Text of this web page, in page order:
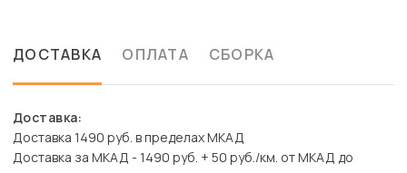
ДОСТАВКА ОПЛАТА СБОРКА
Доставка:
Доставка 1490 руб. в пределах МКАД
Доставка за МКАД - 1490 руб. + 50 руб./км. от МКАД до